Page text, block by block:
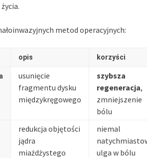
metod operacyjnych:
opis korzyści
usunięcie
fragmentu dysku
międzykręgowego
szybsza
regeneracja,
zmniejszenie
bólu
redukcja objętości
jądra
miażdżystego
niemal
ulga w bólu